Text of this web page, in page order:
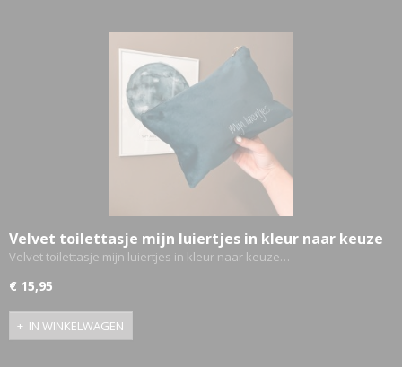
Velvet toilettasje mijn luiertjes in kleur naar keuze
Velvet toilettasje mijn luiertjes in kleur naar keuze…
€ 15,95
IN WINKELWAGEN